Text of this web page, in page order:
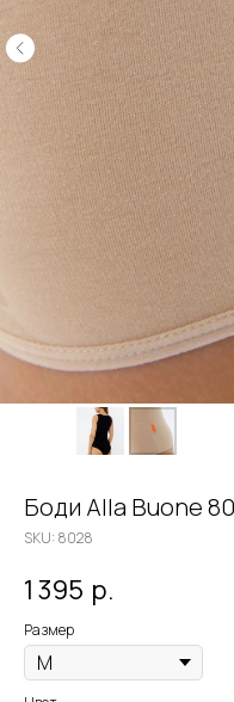
Боди Alla Buone
SKU: 8028
1 395 р.
Размер